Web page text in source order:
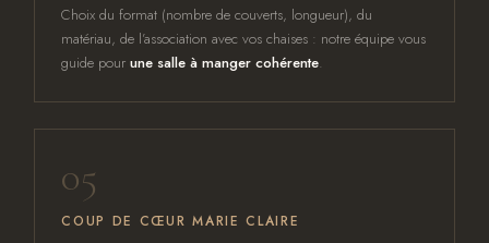
Choix du format (nombre de couverts, longueur), du
matériau, de l’association avec vos chaises : notre équipe vous
guide pourune salle à manger cohérente.
05
COUP DE CŒUR MARIE CLAIRE